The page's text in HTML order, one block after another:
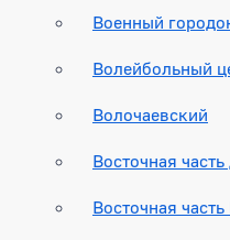
Военный
Волейбольный
Волочаевский
Восточная
Восточная